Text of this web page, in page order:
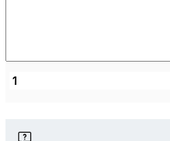
Narbutas
korkea